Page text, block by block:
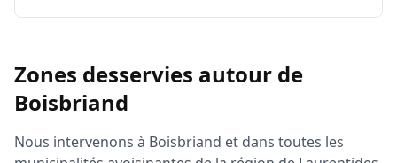
Zones desservies autour de
Boisbriand
Nous intervenons à Boisbriand et dans toutes les